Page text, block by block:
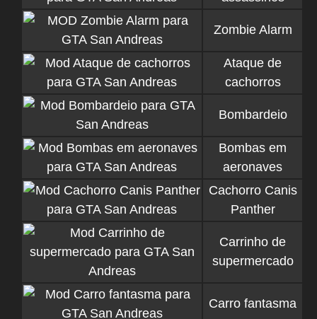
Zombie Alarm
Ataque de
cachorros
Bombardeio
Bombas em
aeronaves
Cachorro Canis
Panther
Carrinho de
supermercado
Carro fantasma